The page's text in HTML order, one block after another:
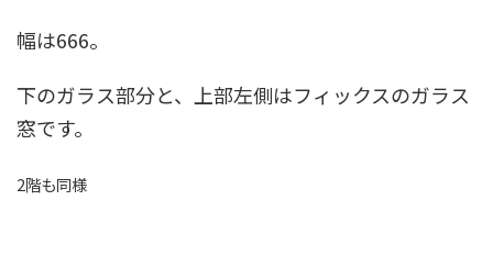
幅は666。
下のガラス部分と、上部左側はフィックスのガラス
窓です。
2階も同様